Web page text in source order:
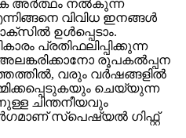
അർത്ഥം നൽകുന്ന
വിവിധ ഇനങ്ങൾ
ഉൾപ്പെടാം.
പ്രതിഫലിപ്പിക്കുന്ന
രൂപകൽപ്പന
വരും വർഷങ്ങളിൽ
ചെയ്യുന്ന
ചിന്തനീയവും
സ്പെഷ്യൽ ഗിഫ്റ്റ്